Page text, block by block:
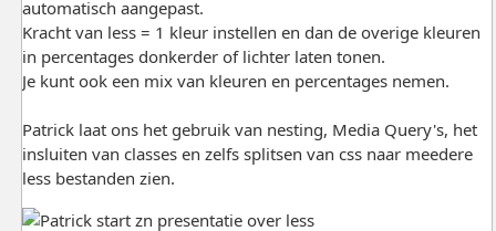
automatisch aangepast.
Kracht van less = 1 kleur instellen en dan de overige kleuren
in percentages donkerder of lichter laten tonen.
Je kunt ook een mix van kleuren en percentages nemen.
Patrick laat ons het gebruik van nesting, Media Query's, het
insluiten van classes en zelfs splitsen van css naar meedere
less bestanden zien.